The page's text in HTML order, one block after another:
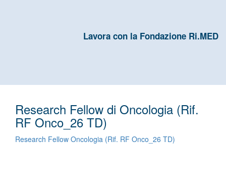
Lavora con la Fondazione Ri.MED
Research Fellow di Oncologia (Rif.
RF Onco_26 TD)
Research Fellow Oncologia (Rif. RF Onco_26 TD)